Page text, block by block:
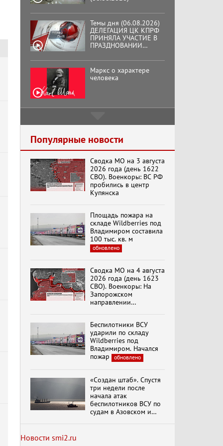
Темы дня (06.08.2026)
ДЕЛЕГАЦИЯ ЦК КПРФ
ПРИНЯЛА УЧАСТИЕ В
ПРАЗДНОВАНИИ
ТРЕТЬЕЙ ГОДОВЩИНЫ
ОСВОБОЖДЕНИЯ ОРЛА
ОТ НЕМЕЦКО-
ФАШИСТСКИХ
Маркс о характере
человека
кооператор
Хук слева:
«Додоговаривались...»
(11.06.2026)
Бренды Советской
эпохи "Гжель"
«Изменимся или
вымрем»
К ГРАЖДАНАМ
Г.А. Зюганова,
Председателя ЦК
КПРФ Руководителя
фракции КПРФ в
Государственной Думе
РФ (28.07.2026)
Документальный
фильм "Империализм и
Бить смелее!
В.Баранец, В.Дандыкин,
А.Матвийчук, К.Сивков
Популярные новости
Сводка МО на 3 августа
2026 года (день 1622
СВО). Военкоры: ВС РФ
пробились в центр
Купянска
Площадь пожара на
складе Wildberries под
Владимиром составила
100 тыс. кв. м
обновлено
Сводка МО на 4 августа
2026 года (день 1623
СВО). Военкоры: На
Запорожском
направлении
Степногорска
Беспилотники ВСУ
ударили по складу
Wildberries под
Владимиром. Начался
пожар
обновлено
«Создан штаб». Спустя
три недели после
начала атак
беспилотников ВСУ по
судам в Азовском и
Новости smi2.ru